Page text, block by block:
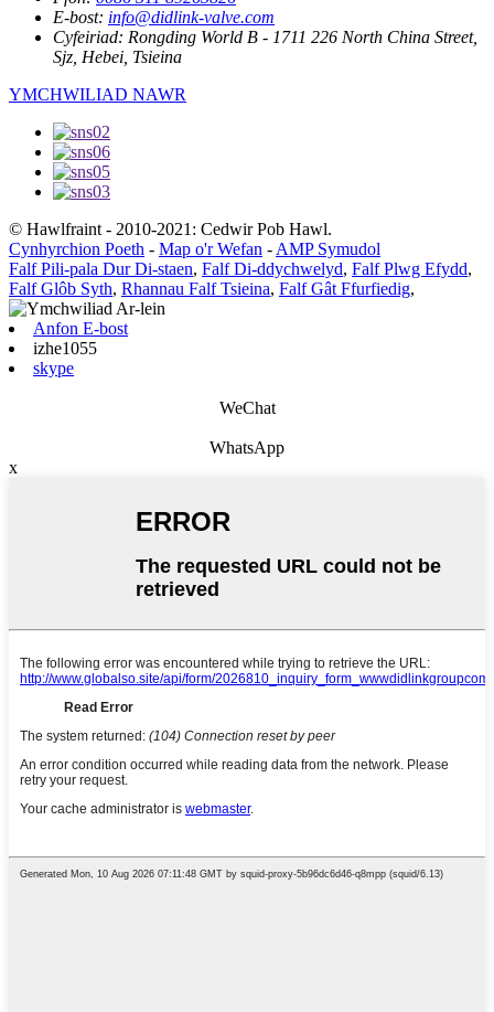
E-bost: info@didlink-valve.com
Cyfeiriad: Rongding World B - 1711 226 North China Street,
Sjz, Hebei, Tsieina
YMCHWILIAD NAWR
© Hawlfraint - 2010-2021: Cedwir Pob Hawl.
Cynhyrchion Poeth - Map o'r Wefan - AMP Symudol
Falf Pili-pala Dur Di-staen, Falf Di-ddychwelyd, Falf Plwg Efydd,
Falf Glôb Syth, Rhannau Falf Tsieina, Falf Gât Ffurfiedig,
Anfon E-bost
izhe1055
skype
WeChat
WhatsApp
x